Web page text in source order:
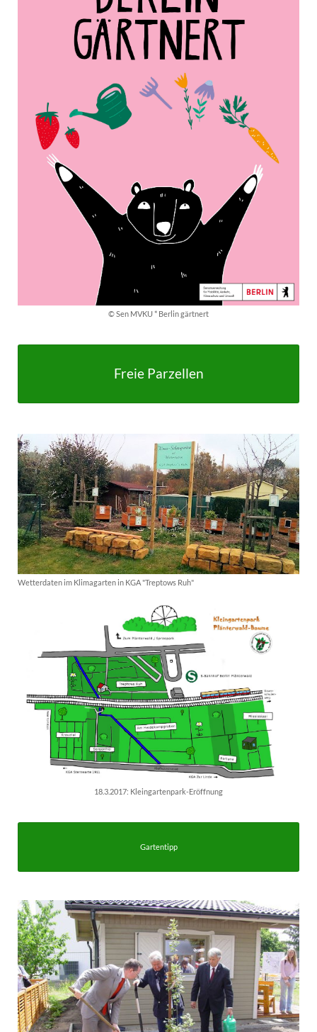
© Sen MVKU * Berlin gärtnert
Freie Parzellen
Wetterdaten im Klimagarten in KGA "Treptows Ruh"
18.3.2017: Kleingartenpark-Eröffnung
Gartentipp